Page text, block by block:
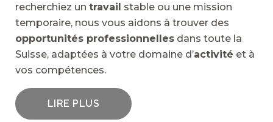
recherchiez un travail stable ou une mission
temporaire, nous vous aidons à trouver des
opportunités professionnelles dans toute la
Suisse, adaptées à votre domaine d’activité et à
vos compétences.
LIRE PLUS